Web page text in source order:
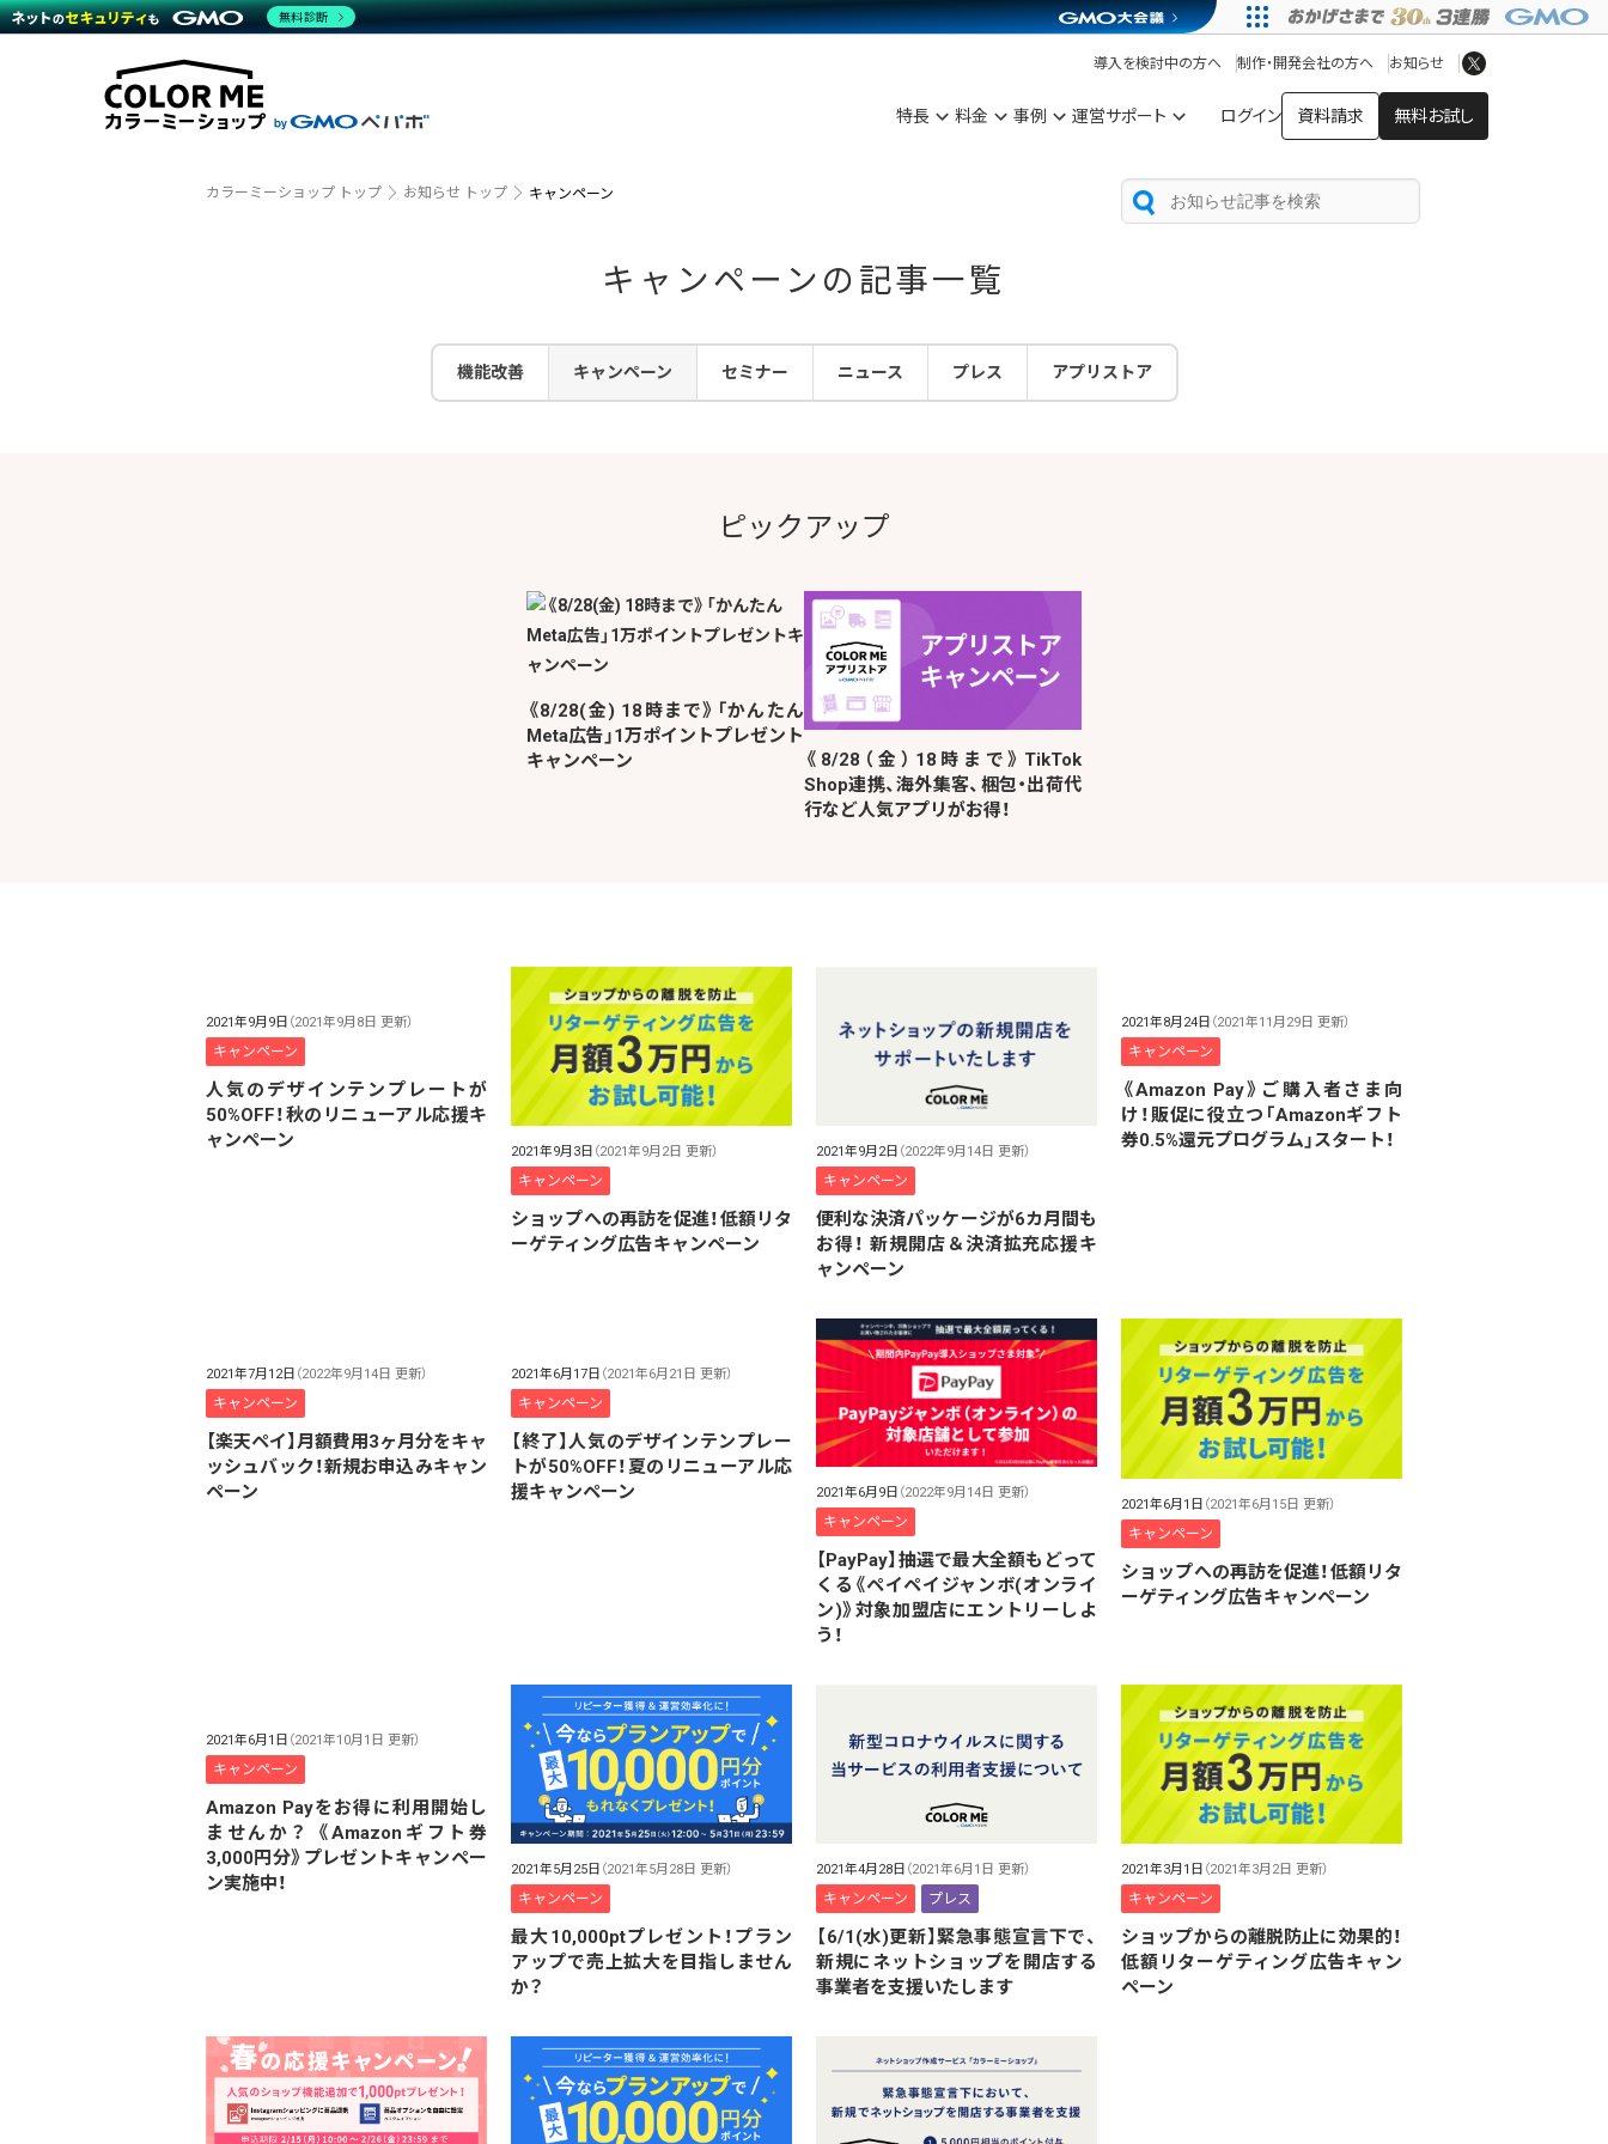
特長 料金 事例 運営サポート ログイン 資料請求 無料お試し
導入を検討中の方へ 制作・開発会社の方へ お知らせ
商材一覧を見る
機能一覧を見る
越境EC（海外販売）
売上につながる集客
顧客ロイヤリティを向上
複数店舗との連携
雑貨販売 アプリストア
料金
プラン・料金一覧を見る
料金シミュレーション
事例
運営サポート
サポート一覧を見る
開発・API連携代行
ヘルプを見る
ヘルプセンター
カラーミーショップ トップ お知らせ トップ キャンペーン
キャンペーンの記事一覧
機能改善 キャンペーン セミナー ニュース プレス アプリストア
ピックアップ
《8/28(金) 18時まで》「かんたん
Meta広告」1万ポイントプレゼント
キャンペーン
《8/28（金）18時まで》TikTok
Shop連携、海外集客、梱包・出荷代
行など人気アプリがお得！
2021年9月9日 （2021年9月8日 更新）
キャンペーン
人気のデザインテンプレートが
50%OFF！秋のリニューアル応援キ
ャンペーン
2021年9月3日 （2021年9月2日 更新）
キャンペーン
ショップへの再訪を促進！低額リタ
ーゲティング広告キャンペーン
2021年9月2日 （2022年9月14日 更新）
キャンペーン
便利な決済パッケージが6カ月間も
お得！ 新規開店＆決済拡充応援キ
ャンペーン
2021年8月24日 （2021年11月29日 更新）
キャンペーン
《Amazon Pay》ご購入者さま向
け！販促に役立つ「Amazonギフト
券0.5%還元プログラム」スタート！
2021年7月12日 （2022年9月14日 更新）
キャンペーン
【楽天ペイ】月額費用3ヶ月分をキャ
ッシュバック！新規お申込みキャン
ペーン
2021年6月17日 （2021年6月21日 更新）
キャンペーン
【終了】人気のデザインテンプレー
トが50%OFF！夏のリニューアル応
援キャンペーン
2021年6月9日 （2022年9月14日 更新）
キャンペーン
【PayPay】抽選で最大全額もどって
くる《ペイペイジャンボ(オンライ
ン)》対象加盟店にエントリーしよ
う！
2021年6月1日 （2021年6月15日 更新）
キャンペーン
ショップへの再訪を促進！低額リタ
ーゲティング広告キャンペーン
2021年6月1日 （2021年10月1日 更新）
キャンペーン
Amazon Payをお得に利用開始し
ませんか？ 《Amazonギフト券
3,000円分》プレゼントキャンペー
ン実施中！
2021年5月25日 （2021年5月28日 更新）
キャンペーン
最大10,000ptプレゼント！プラン
アップで売上拡大を目指しません
か？
2021年4月28日 （2021年6月1日 更新）
キャンペーン プレス
【6/1(水)更新】緊急事態宣言下で、
新規にネットショップを開店する
事業者を支援いたします
2021年3月1日 （2021年3月2日 更新）
キャンペーン
ショップからの離脱防止に効果的！
低額リターゲティング広告キャン
ペーン
無料診断